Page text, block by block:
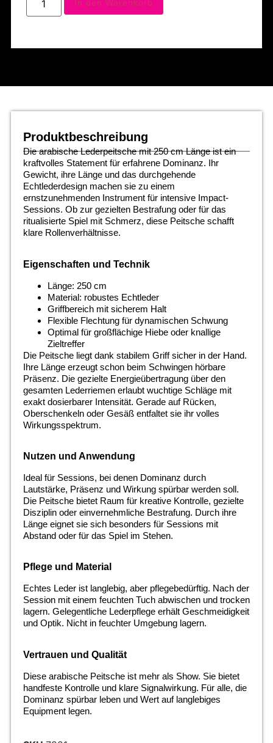
In den Warenkorb
Produktbeschreibung
Die arabische Lederpeitsche mit 250 cm Länge ist ein
kraftvolles Statement für erfahrene Dominanz. Ihr
Gewicht, ihre Länge und das durchgehende
Echtlederdesign machen sie zu einem
ernstzunehmenden Instrument für intensive Impact-
Sessions. Ob zur gezielten Bestrafung oder für das
ritualisierte Spiel mit Schmerz, diese Peitsche schafft
klare Rollenverhältnisse.
Eigenschaften und Technik
Länge: 250 cm
Material: robustes Echtleder
Griffbereich mit sicherem Halt
Flexible Flechtung für dynamischen Schwung
Optimal für großflächige Hiebe oder knallige
Zieltreffer
Die Peitsche liegt dank stabilem Griff sicher in der Hand.
Ihre Länge erzeugt schon beim Schwingen hörbare
Präsenz. Die gezielte Energieübertragung über den
gesamten Lederriemen erlaubt wuchtige Schläge mit
exakt dosierbarer Intensität. Gerade auf Rücken,
Oberschenkeln oder Gesäß entfaltet sie ihr volles
Wirkungsspektrum.
Nutzen und Anwendung
Ideal für Sessions, bei denen Dominanz durch
Lautstärke, Präsenz und Wirkung spürbar werden soll.
Die Peitsche bietet Raum für kreative Kontrolle, gezielte
Disziplin oder einvernehmliche Bestrafung. Durch ihre
Länge eignet sie sich besonders für Sessions mit
Abstand oder für das Spiel im Stehen.
Pflege und Material
Echtes Leder ist langlebig, aber pflegebedürftig. Nach der
Session mit einem feuchten Tuch abwischen und trocken
lagern. Gelegentliche Lederpflege erhält Geschmeidigkeit
und Optik. Nicht in feuchter Umgebung lagern.
Vertrauen und Qualität
Diese arabische Peitsche ist mehr als Show. Sie bietet
handfeste Kontrolle und klare Signalwirkung. Für alle, die
Dominanz spürbar leben und Wert auf langlebiges
Equipment legen.